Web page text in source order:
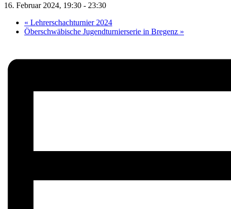
16. Februar 2024, 19:30 - 23:30
« Lehrerschachturnier 2024
Öberschwäbische Jugendturnierserie in Bregenz »